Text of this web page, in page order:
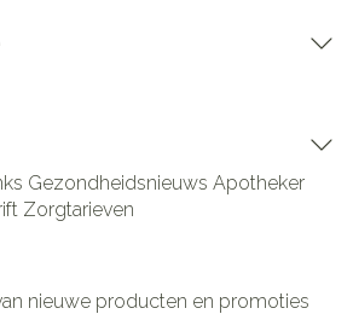
Gezondheidsnieuws Apotheker
Zorgtarieven
nieuwe producten en promoties